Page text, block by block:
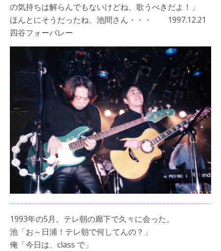
の気持ちは解らんでもないけどね、歌うべきだよ！」
ほんとにそうだったね、池間さん・・・ 1997.12.21
四谷フォーバレー
1993年の5月。テレ朝の廊下で久々に会った。
池「お～日浦！テレ朝で何してんの？」
俺「今日は、class で」